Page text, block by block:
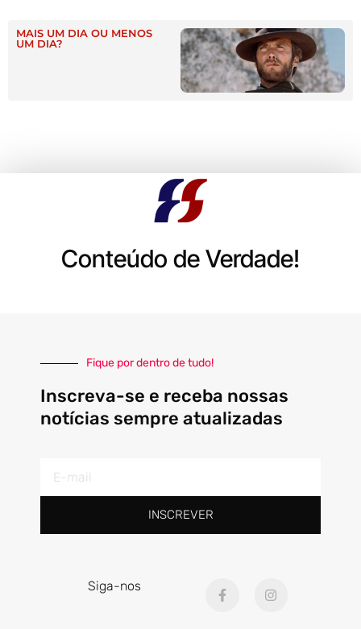
MAIS UM DIA OU MENOS
UM DIA?
Conteúdo de Verdade!
Fique por dentro de tudo!
Inscreva-se e receba nossas
notícias sempre atualizadas
mail
INSCREVER
Siga-nos
a
n